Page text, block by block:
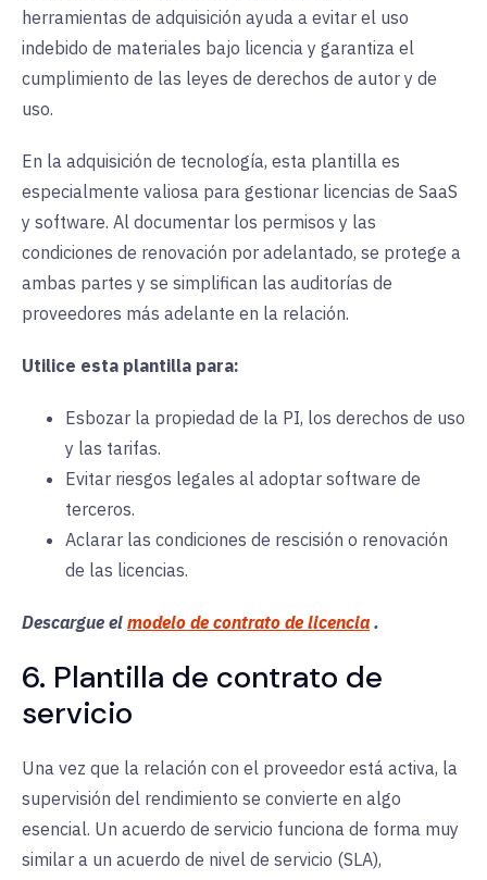
herramientas de adquisición ayuda a evitar el uso
indebido de materiales bajo licencia y garantiza el
cumplimiento de las leyes de derechos de autor y de
uso.
En la adquisición de tecnología, esta plantilla es
especialmente valiosa para gestionar licencias de SaaS
y software. Al documentar los permisos y las
condiciones de renovación por adelantado, se protege a
ambas partes y se simplifican las auditorías de
proveedores más adelante en la relación.
Utilice esta plantilla para:
Esbozar la propiedad de la PI, los derechos de uso
y las tarifas.
Evitar riesgos legales al adoptar software de
terceros.
Aclarar las condiciones de rescisión o renovación
de las licencias.
Descargue el modelo de contrato de licencia .
6. Plantilla de contrato de
servicio
Una vez que la relación con el proveedor está activa, la
supervisión del rendimiento se convierte en algo
esencial. Un acuerdo de servicio funciona de forma muy
similar a un acuerdo de nivel de servicio (SLA),